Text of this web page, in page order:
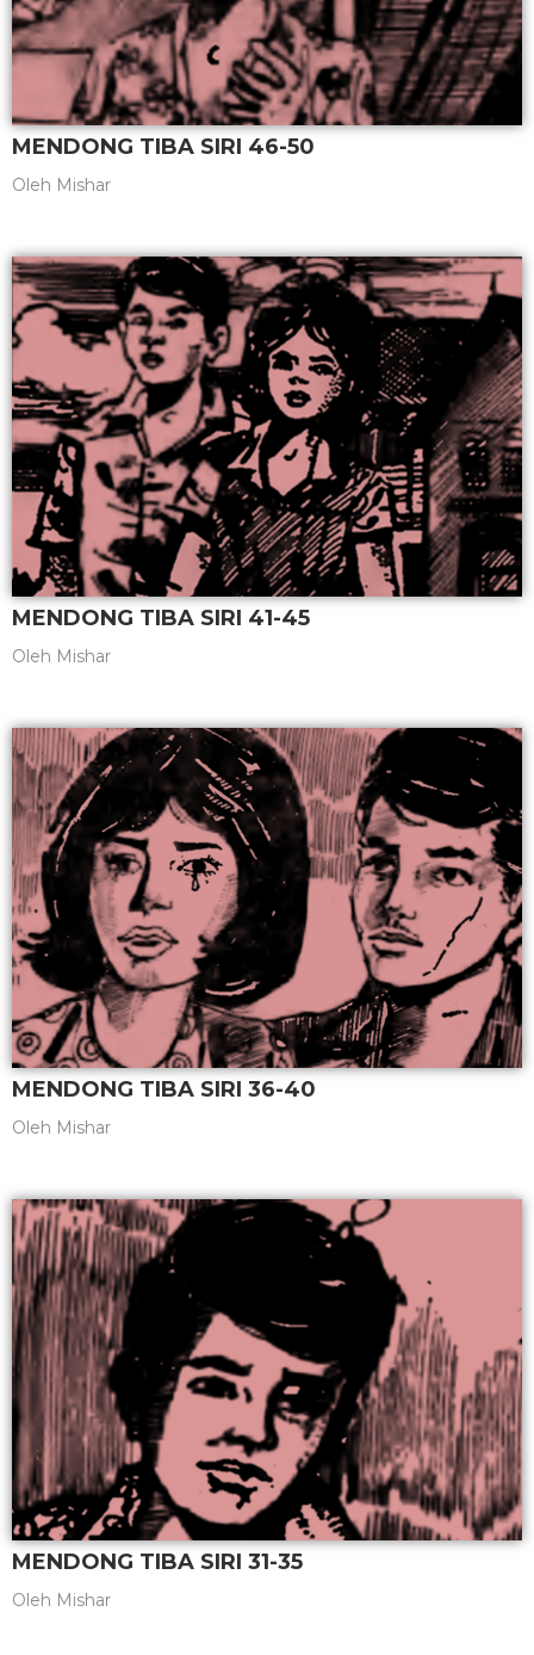
MENDONG TIBA SIRI 46-50
Oleh Mishar
MENDONG TIBA SIRI 41-45
Oleh Mishar
MENDONG TIBA SIRI 36-40
Oleh Mishar
MENDONG TIBA SIRI 31-35
Oleh Mishar